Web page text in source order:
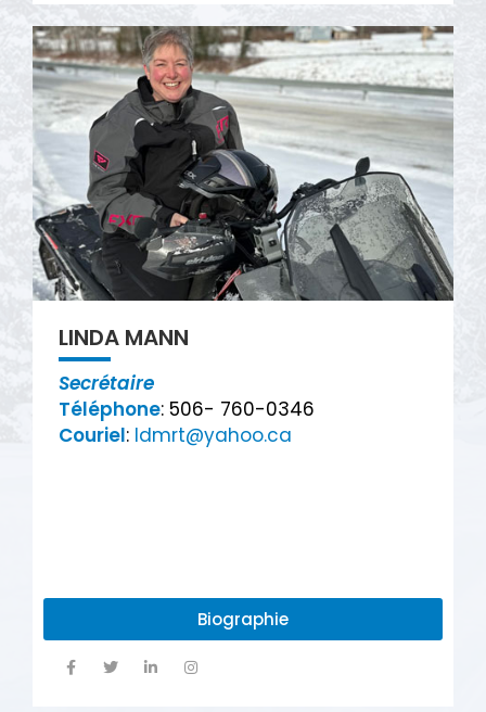
LINDA MANN
Secrétaire
Téléphone: 506- 760-0346
Couriel: ldmrt@yahoo.ca
Biographie